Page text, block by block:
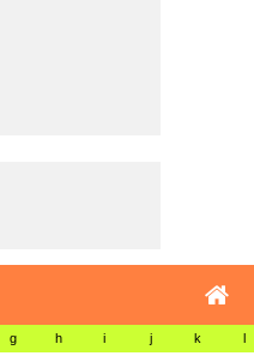
g h i j k l